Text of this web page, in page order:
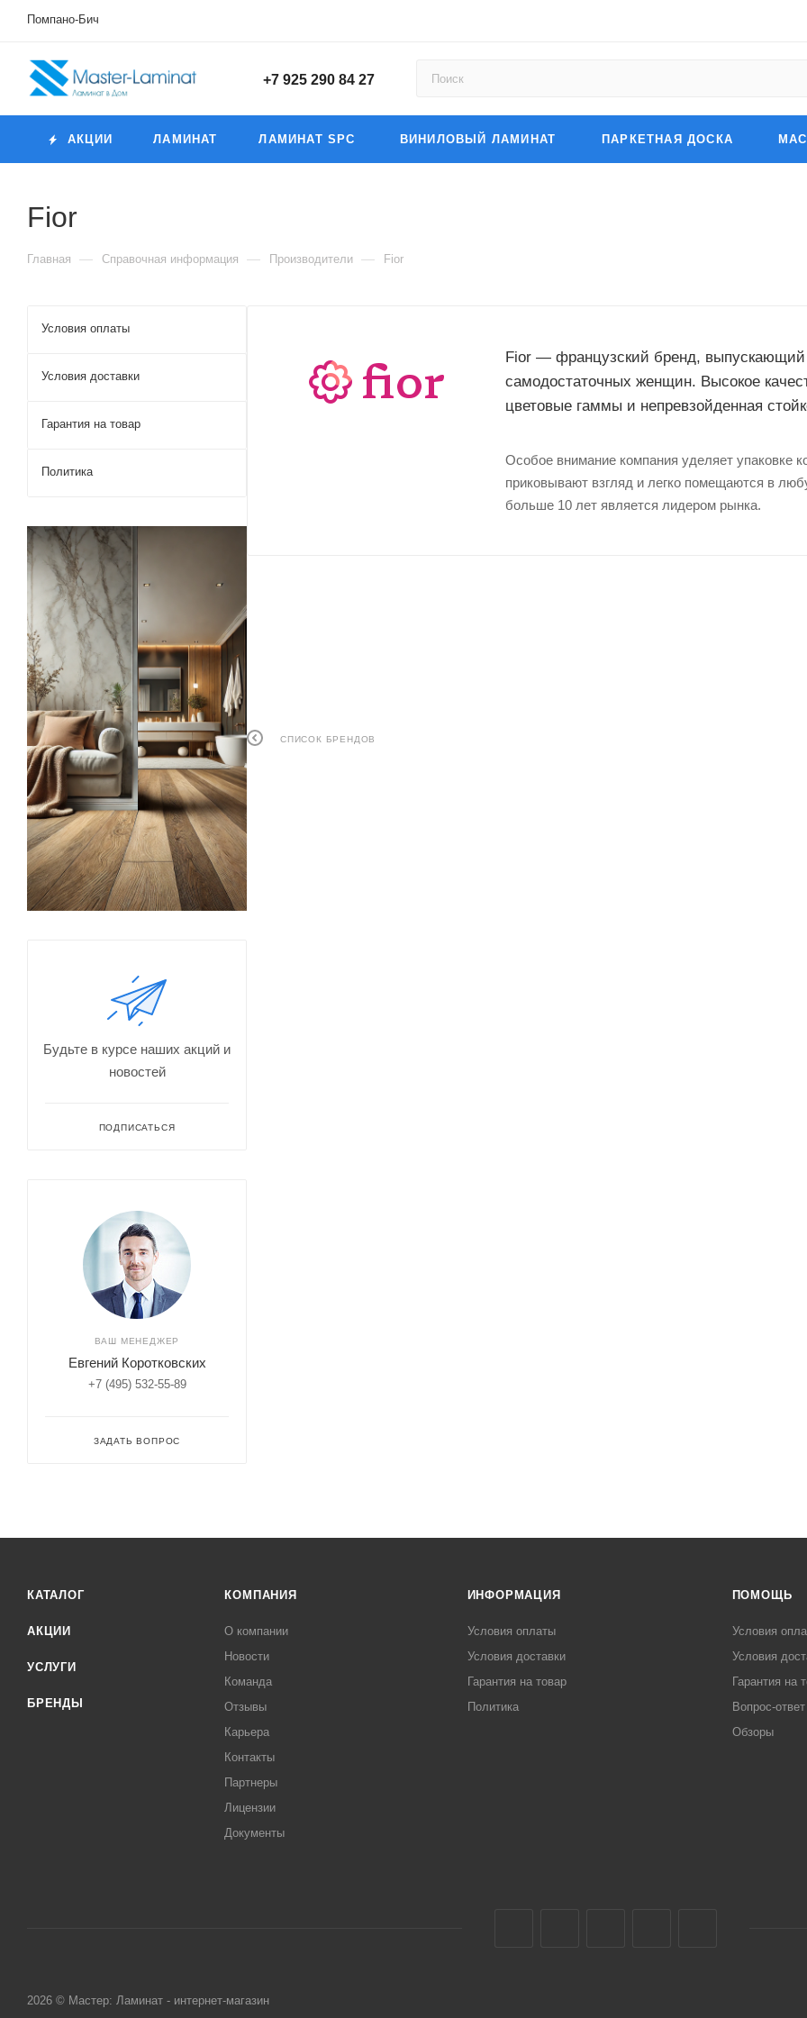
Помпано-Бич
+7 925 290 84 27
АКЦИИ ЛАМИНАТ ЛАМИНАТ SPC ВИНИЛОВЫЙ ЛАМИНАТ ПАРКЕТНАЯ ДОСКА
Fior
Главная — Справочная информация — Производители — Fior
Fior — французский бренд,
самодостаточных женщин. Высокое
цветовые гаммы и непревзойденная
Особое внимание компания уделяет упаковке
приковывают взгляд и легко помещаются в
больше 10 лет является лидером рынка.
СПИСОК БРЕНДОВ
Условия оплаты
Условия доставки
Гарантия на товар
Политика
Будьте в курсе наших акций и
новостей
ПОДПИСАТЬСЯ
ВАШ МЕНЕДЖЕР
Евгений Коротковских
+7 (495) 532-55-89
ЗАДАТЬ ВОПРОС
КАТАЛОГ
АКЦИИ
УСЛУГИ
БРЕНДЫ
КОМПАНИЯ
О компании
Новости
Команда
Отзывы
Карьера
Контакты
Партнеры
Лицензии
Документы
ИНФОРМАЦИЯ
Условия оплаты
Условия доставки
Гарантия на товар
Политика
ПОМОЩЬ
Условия
Условия
Гарантия на
Вопрос-ответ
Обзоры
2026 © Мастер: Ламинат - интернет-магазин